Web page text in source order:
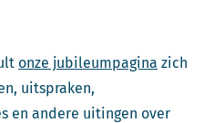
onze jubileumpagina zich
uitspraken,
en andere uitingen over